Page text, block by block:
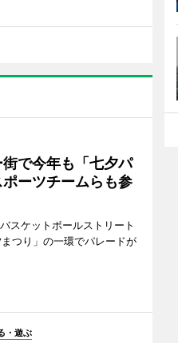
で今年も「七夕パ
ーツチームらも参
スケットボールストリート
つり」の一環でパレードが
・遊ぶ